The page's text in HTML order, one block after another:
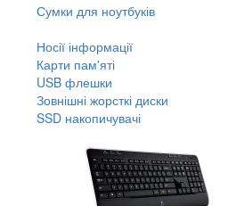
Сумки для ноутбуків
Носії інформації
Карти пам'яті
USB флешки
Зовнішні жорсткі диски
SSD накопичувачі